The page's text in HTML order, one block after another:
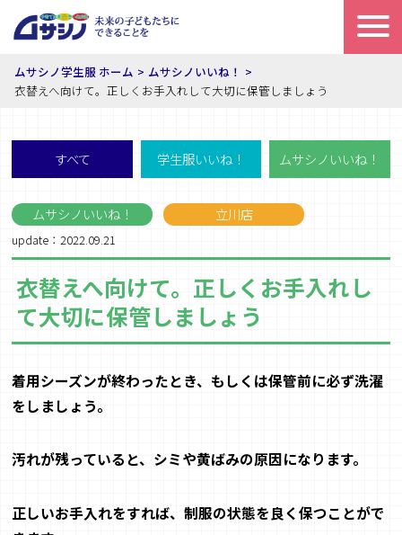
ムサシノ学生服 ホーム
ムサシノいいね！
衣替えへ向けて。正しくお手入れして大切に保管しましょう
すべて 学生服いいね！ ムサシノいいね！
ムサシノいいね！ 立川店
update：2022.09.21
衣替えへ向けて。正しくお手入れし
て大切に保管しましょう
着用シーズンが終わったとき、もしくは保管前に必ず洗濯
をしましょう。
汚れが残っていると、シミや黄ばみの原因になります。
正しいお手入れをすれば、制服の状態を良く保つことがで